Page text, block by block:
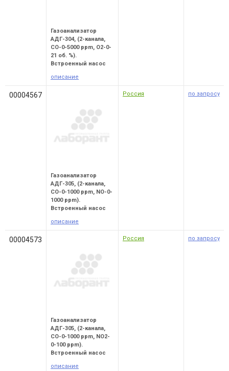
Газоанализатор
АДГ-304, (2-канала,
СО-0-5000 ppm, O2-0-
21 об. %).
Встроенный насос
описание
00004567
Газоанализатор
АДГ-305, (2-канала,
CO-0-1000 ppm, NO-0-
1000 ppm).
Встроенный насоc
описание
Россия по запросу
00004573
Газоанализатор
АДГ-305, (2-канала,
CO-0-1000 ppm, NO2-
0-100 ppm).
Встроенный насос
описание
Россия по запросу